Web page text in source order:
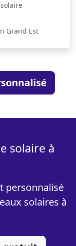
solaire
Grand Est
solaire à
personnalisé
solaires à